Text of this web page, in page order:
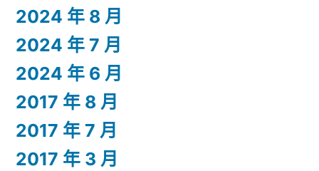
2024 年 8 月
2024 年 7 月
2024 年 6 月
2017 年 8 月
2017 年 7 月
2017 年 3 月